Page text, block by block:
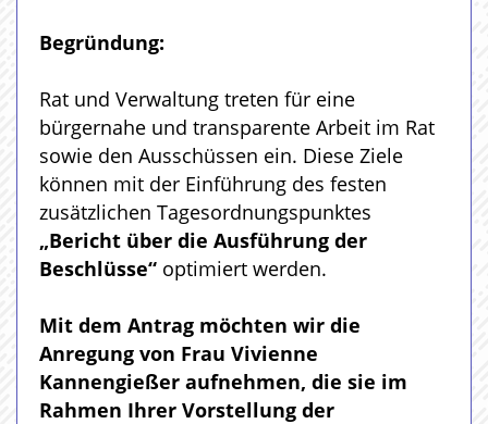
Begründung:
Rat und Verwaltung treten für eine
bürgernahe und transparente Arbeit im Rat
sowie den Ausschüssen ein. Diese Ziele
können mit der Einführung des festen
zusätzlichen Tagesordnungspunktes
„Bericht über die Ausführung der
Beschlüsse“ optimiert werden.
Mit dem Antrag möchten wir die
Anregung von Frau Vivienne
Kannengießer aufnehmen, die sie im
Rahmen Ihrer Vorstellung der